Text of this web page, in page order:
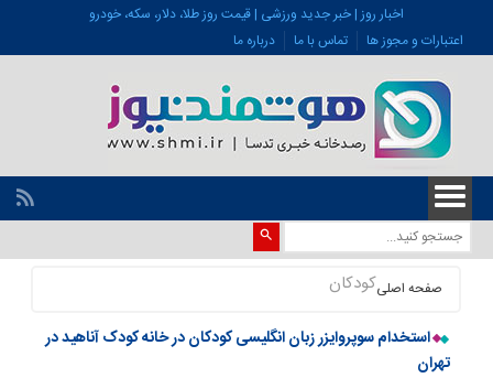
اخبار روز | خبر جدید ورزشی | قیمت روز طلا، دلار، سکه، خودرو
اعتبارات و مجوز ها
تماس با ما درباره ما
صفحه اصلیکودکان
استخدام سوپروایزر زبان انگلیسی کودکان در خانه کودک آناهید در
تهران